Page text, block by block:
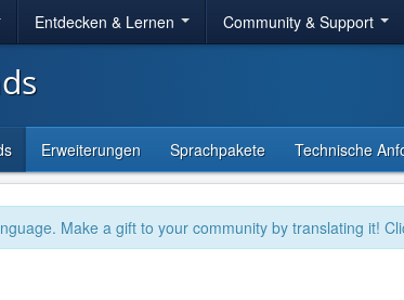
Entdecken & Lernen Community & Support
Erweiterungen Sprachpakete Technische
Make a gift to your community by translating it!